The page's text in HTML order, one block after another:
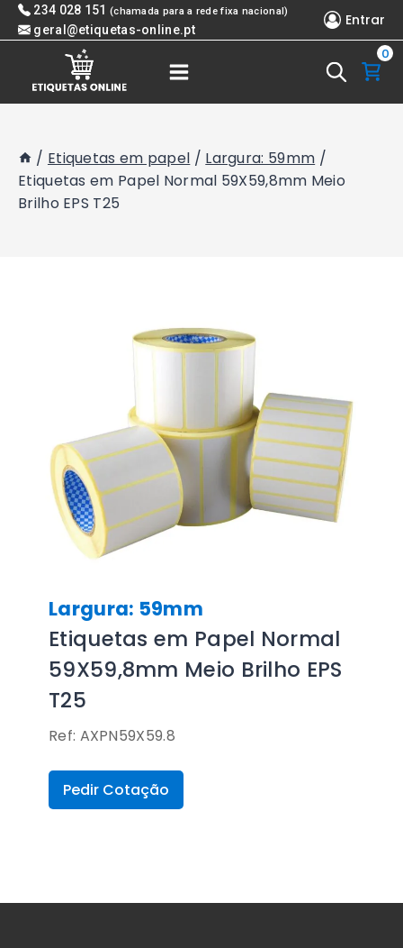
Skip 234 028 151 (chamada para a rede fixa nacional)
geral@etiquetas-online.pt
Entrar
0
/ Etiquetas em papel / Largura: 59mm /
Etiquetas em Papel Normal 59X59,8mm Meio
Brilho EPS T25
Largura: 59mm
Etiquetas em Papel Normal
59X59,8mm Meio Brilho EPS
T25
Ref: AXPN59X59.8
Pedir Cotação